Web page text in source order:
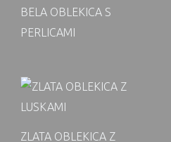
BELA OBLEKICA S
PERLICAMI
ZLATA OBLEKICA Z